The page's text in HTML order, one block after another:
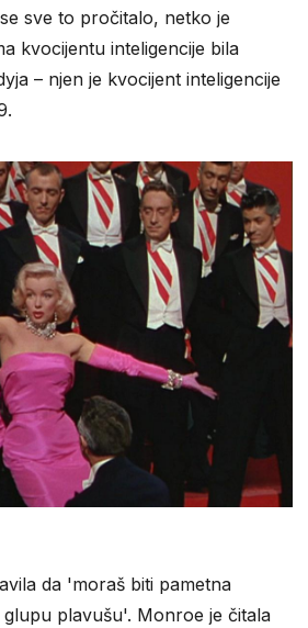
sve to pročitalo, netko je
kvocijentu inteligencije bila
– njen je kvocijent inteligencije
da 'moraš biti pametna
plavušu'. Monroe je čitala